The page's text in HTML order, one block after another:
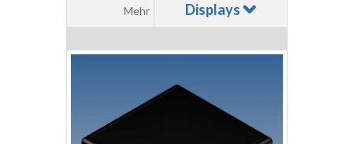
Mehr Displays